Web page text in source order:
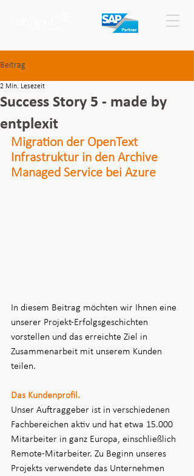
Beitrag
Success Story 5 - made by
entplexit
2 Min. Lesezeit
Migration der OpenText
Infrastruktur in den Archive
Managed Service bei Azure
In diesem Beitrag möchten wir Ihnen eine
unserer Projekt-Erfolgsgeschichten
vorstellen und das erreichte Ziel in
Zusammenarbeit mit unserem Kunden
teilen.
Das Kundenprofil.
Unser Auftraggeber ist in verschiedenen
Fachbereichen aktiv und hat etwa 15.000
Mitarbeiter in ganz Europa, einschließlich
Remote-Mitarbeiter. Zu Beginn unseres
Projekts verwendete das Unternehmen